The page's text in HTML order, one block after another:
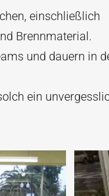
einschließlich
Brennmaterial.
und dauern in
ein